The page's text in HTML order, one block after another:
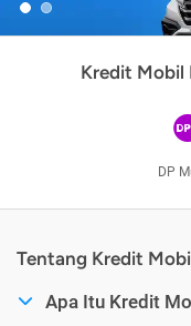
Kredit Mobil
DP
Tentang Kredit
Apa Itu Kredit